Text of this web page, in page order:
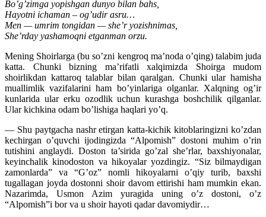
Bo’g’zimga yopishgan dunyo bilan bahs,
Hayotni ichaman – og’udir asru…
Men — umrim tongidan — she’r yozishnimas,
She’rday yashamoqni etganman orzu.
Mening Shoirlarga (bu so’zni kengroq ma’noda o’qing) talabim juda
katta. Chunki bizning ma’rifatli xalqimizda Shoirga mudom
shoirlikdan kattaroq talablar bilan qaralgan. Chunki ular hamisha
muallimlik vazifalarini ham bo’yinlariga olganlar. Xalqning og’ir
kunlarida ular erku ozodlik uchun kurashga boshchilik qilganlar.
Ular kichkina odam bo’lishiga haqlari yo’q.
— Shu paytgacha nashr etirgan katta-kichik kitoblaringizni ko’zdan
kechirgan o’quvchi ijodingizda “Alpomish” dostoni muhim o’rin
tutishini anglaydi. Doston ta’sirida go’zal she’rlar, baxshiyonalar,
keyinchalik kinodoston va hikoyalar yozdingiz. “Siz bilmaydigan
zamonlarda” va “G’oz” nomli hikoyalarni o’qiy turib, baxshi
tugallagan joyda dostonni shoir davom ettirishi ham mumkin ekan.
Nazarimda, Usmon Azim yuragida uning o’z dostoni, o’z
“Alpomish”i bor va u shoir hayoti qadar davomiydir…